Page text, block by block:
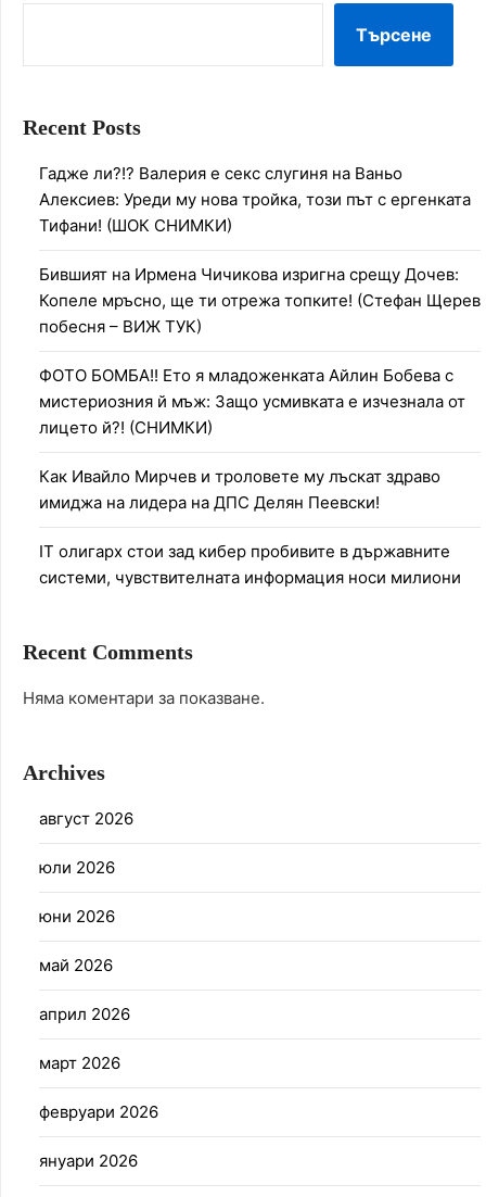
Търсене
Recent Posts
Гадже ли?!? Валерия е секс слугиня на Ваньо
Алексиев: Уреди му нова тройка, този път с ергенката
Тифани! (ШОК СНИМКИ)
Бившият на Ирмена Чичикова изригна срещу Дочев:
Копеле мръсно, ще ти отрежа топките! (Стефан Щерев
побесня – ВИЖ ТУК)
ФОТО БОМБА!! Ето я младоженката Айлин Бобева с
мистериозния й мъж: Защо усмивката е изчезнала от
лицето й?! (СНИМКИ)
Как Ивайло Мирчев и троловете му лъскат здраво
имиджа на лидера на ДПС Делян Пеевски!
IT олигарх стои зад кибер пробивите в държавните
системи, чувствителната информация носи милиони
Recent Comments
Няма коментари за показване.
Archives
август 2026
юли 2026
юни 2026
май 2026
април 2026
март 2026
февруари 2026
януари 2026